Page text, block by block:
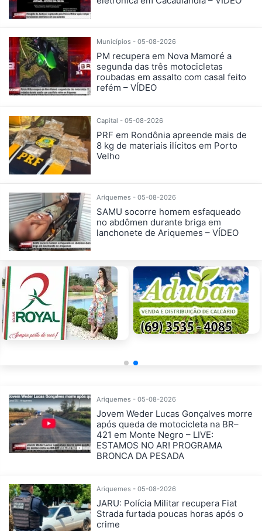
Municípios - 05-08-2026
PM recupera em Nova Mamoré a
segunda das três motocicletas
roubadas em assalto com casal feito
refém – VÍDEO
Capital - 05-08-2026
PRF em Rondônia apreende mais de
8 kg de materiais ilícitos em Porto
Velho
Ariquemes - 05-08-2026
SAMU socorre homem esfaqueado
no abdômen durante briga em
lanchonete de Ariquemes – VÍDEO
Ariquemes - 05-08-2026
Jovem Weder Lucas Gonçalves morre
após queda de motocicleta na BR–
421 em Monte Negro – LIVE:
ESTAMOS NO AR! PROGRAMA
BRONCA DA PESADA
Ariquemes - 05-08-2026
JARU: Polícia Militar recupera Fiat
Strada furtada poucas horas após o
crime